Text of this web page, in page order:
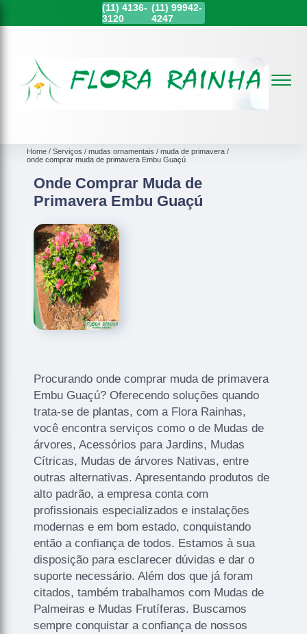
(11) 4136-
3120
(11)99942-
4247
Home Serviços mudas ornamentais
muda de primavera
onde comprar muda de primavera Embu Guaçú
Onde Comprar Muda de
Primavera Embu Guaçú
Procurando onde comprar muda de primavera
Embu Guaçú? Oferecendo soluções quando
trata-se de plantas, com a Flora Rainhas,
você encontra serviços como o de Mudas de
árvores, Acessórios para Jardins, Mudas
Cítricas, Mudas de árvores Nativas, entre
outras alternativas. Apresentando produtos de
alto padrão, a empresa conta com
profissionais especializados e instalações
modernas e em bom estado, conquistando
então a confiança de todos. Estamos à sua
disposição para esclarecer dúvidas e dar o
suporte necessário. Além dos que já foram
citados, também trabalhamos com Mudas de
Palmeiras e Mudas Frutíferas. Buscamos
sempre conquistar a confiança de nossos